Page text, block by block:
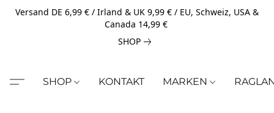
Versand DE 6,99 € / Irland & UK 9,99 € / EU, Schweiz, USA &
Canada 14,99 €
SHOP
SHOP KONTAKT MARKEN